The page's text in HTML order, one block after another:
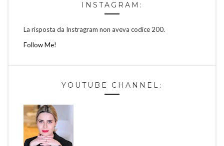
INSTAGRAM:
La risposta da Instragram non aveva codice 200.
Follow Me!
YOUTUBE CHANNEL: